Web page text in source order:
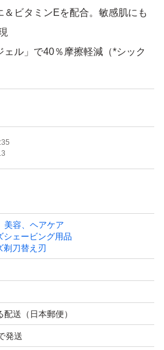
ビタミンEを配合。敏感肌にも
ル」で40％摩擦軽減（*シック
較）
」が、肌上の動きをコントロー
で細かい部分も簡単に剃れる
シックハイドロ5 プレミアム 敏
ら取り出しての発送となりま
パッキンにて梱包の上発送致しま
入お願い致します。
美容、ヘアケア
シェービング用品
剃刀替え刃
配送（日本郵便）
発送